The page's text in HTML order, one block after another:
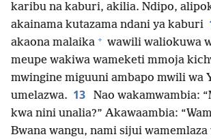
karibu na kaburi, akilia. Ndipo,
akainama kutazama ndani ya kaburi
akaona malaika + wawili waliokuwa
meupe wakiwa wameketi mmoja
mwingine miguuni ambapo mwili wa
umelazwa. 13
Nao wakamwambia:
kwa nini unalia?” Akawaambia:
Bwana wangu, nami sijui wamemlaza